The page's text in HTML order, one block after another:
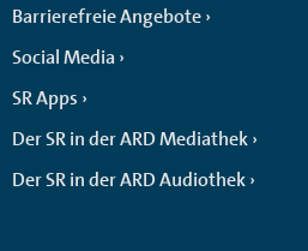
Barrierefreie Angebote
Social Media
SR Apps
Der SR in der ARD Mediathek
Der SR in der ARD Audiothek